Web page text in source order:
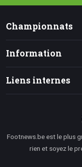
Championnats
Information
Liens internes
Footnews.be est le plus
rien et soyez le